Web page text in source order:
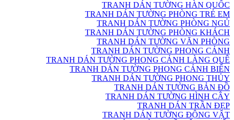
TRANH DÁN TƯỜNG HÀN QUỐC
TRANH DÁN TƯỜNG PHÒNG TRẺ EM
TRANH DÁN TƯỜNG PHÒNG NGỦ
TRANH DÁN TƯỜNG PHÒNG KHÁCH
TRANH DÁN TƯỜNG VĂN PHÒNG
TRANH DÁN TƯỜNG PHONG CẢNH
TRANH DÁN TƯỜNG PHONG CẢNH LÀNG QUÊ
TRANH DÁN TƯỜNG PHONG CẢNH BIỂN
TRANH DÁN TƯỜNG PHONG THỦY
TRANH DÁN TƯỜNG BẢN ĐỒ
TRANH DÁN TƯỜNG HÌNH CÂY
TRANH DÁN TRẦN ĐẸP
TRANH DÁN TƯỜNG ĐỘNG VẬT